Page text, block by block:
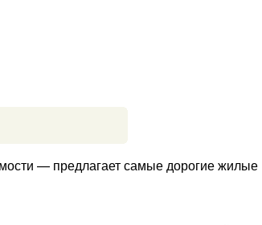
— предлагает самые дорогие жилые